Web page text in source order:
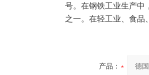
号。在钢铁工业生产中
之一。在轻工业、食品
产品：